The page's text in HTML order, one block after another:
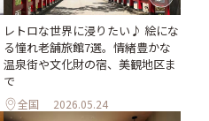
レトロな世界に浸りたい♪ 絵にな
る憧れ老舗旅館7選。情緒豊かな
温泉街や文化財の宿、美観地区ま
で
全国 2026.05.24